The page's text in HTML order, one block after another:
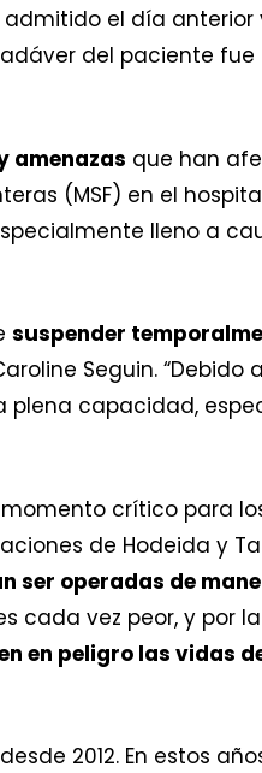
el día
del paciente fue
amenazas que han
(MSF) en el
lleno a
suspender
Seguin.
capacidad,
crítico para
de Hodeida y
ser operadas de
cada vez peor, y por
en peligro las vidas
2012. En estos